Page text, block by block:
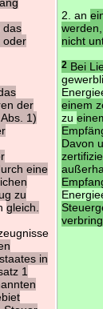
das
oder
der
1)
eine
zu
gleich.
in
1
2. an
nicht
2Bei
einem
zu
Davon